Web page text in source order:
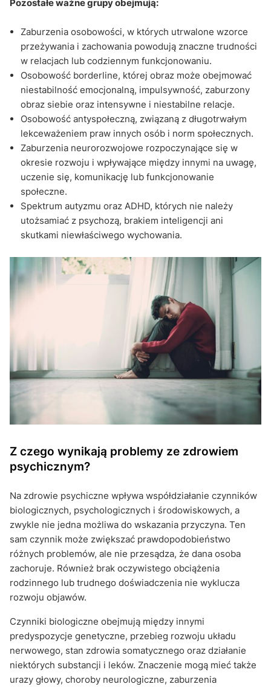
Pozostałe ważne grupy obejmują:
Zaburzenia osobowości, w których utrwalone wzorce
przeżywania i zachowania powodują znaczne trudności
w relacjach lub codziennym funkcjonowaniu.
Osobowość borderline, której obraz może obejmować
niestabilność emocjonalną, impulsywność, zaburzony
obraz siebie oraz intensywne i niestabilne relacje.
Osobowość antyspołeczną, związaną z długotrwałym
lekceważeniem praw innych osób i norm społecznych.
Zaburzenia neurorozwojowe rozpoczynające się w
okresie rozwoju i wpływające między innymi na uwagę,
uczenie się, komunikację lub funkcjonowanie
społeczne.
Spektrum autyzmu oraz ADHD, których nie należy
utożsamiać z psychozą, brakiem inteligencji ani
skutkami niewłaściwego wychowania.
Z czego wynikają problemy ze zdrowiem
psychicznym?
Na zdrowie psychiczne wpływa współdziałanie czynników
biologicznych, psychologicznych i środowiskowych, a
zwykle nie jedna możliwa do wskazania przyczyna. Ten
sam czynnik może zwiększać prawdopodobieństwo
różnych problemów, ale nie przesądza, że dana osoba
zachoruje. Również brak oczywistego obciążenia
rodzinnego lub trudnego doświadczenia nie wyklucza
rozwoju objawów.
Czynniki biologiczne obejmują między innymi
predyspozycje genetyczne, przebieg rozwoju układu
nerwowego, stan zdrowia somatycznego oraz działanie
niektórych substancji i leków. Znaczenie mogą mieć także
urazy głowy, choroby neurologiczne, zaburzenia